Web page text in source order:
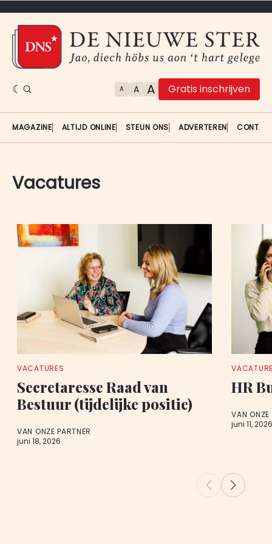
A A A Gratis inschrijven
MAGAZINE ALTIJD ONLINE STEUN ONS ADVERTEREN
Vacatures
VACATURES
Secretaresse Raad van
Bestuur (tijdelijke positie)
VAN ONZE PARTNER
juni 18, 2026
HR
VAN ONZE
juni 11,